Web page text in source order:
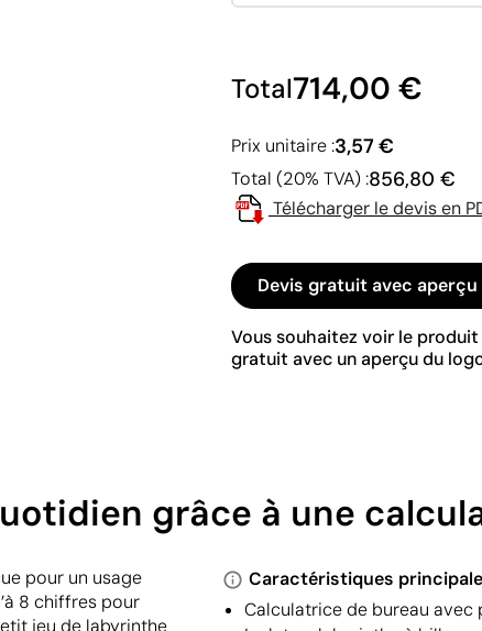
Total714,00 €
Prix unitaire :3,57 €
Total (20% TVA) :856,80 €
Télécharger le devis en
Devis gratuit avec aperçu
Vous souhaitez voir le
gratuit avec un aperçu du
grâce à une
pour un usage
8 chiffres pour
Caractéristiques
Calculatrice de bureau